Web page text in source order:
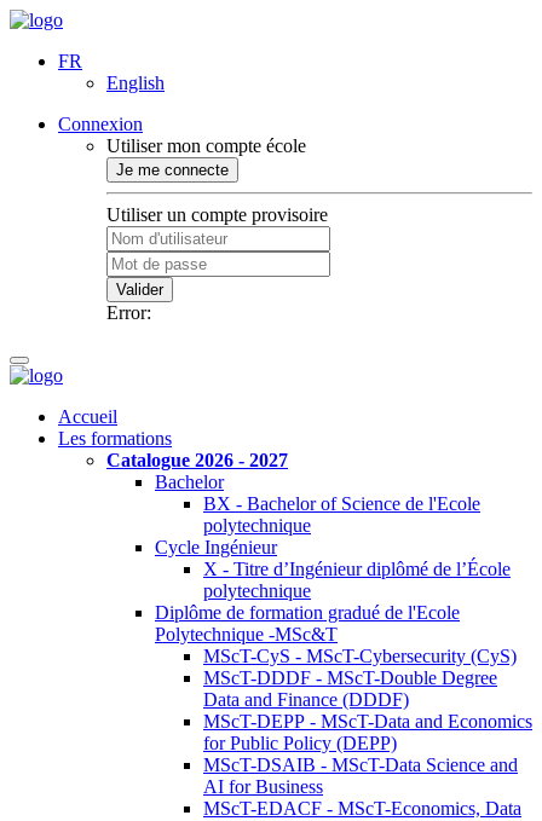
FR
English
Connexion
Utiliser mon compte école
Je me connecte
Utiliser un compte provisoire
Valider
Error:
Accueil
Les formations
Catalogue 2026 - 2027
Bachelor
BX - Bachelor of Science de l'Ecole
polytechnique
Cycle Ingénieur
X - Titre d’Ingénieur diplômé de l’École
polytechnique
Diplôme de formation gradué de l'Ecole
Polytechnique -MSc&T
MScT-CyS - MScT-Cybersecurity (CyS)
MScT-DDDF - MScT-Double Degree
Data and Finance (DDDF)
MScT-DEPP - MScT-Data and Economics
for Public Policy (DEPP)
MScT-DSAIB - MScT-Data Science and
AI for Business
MScT-EDACF - MScT-Economics, Data